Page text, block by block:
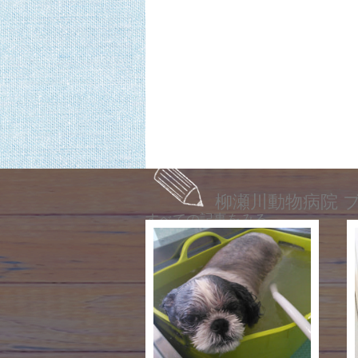
柳瀬川動物病院
すべての記事をみる